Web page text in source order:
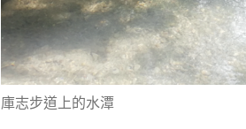
庫志步道上的水潭